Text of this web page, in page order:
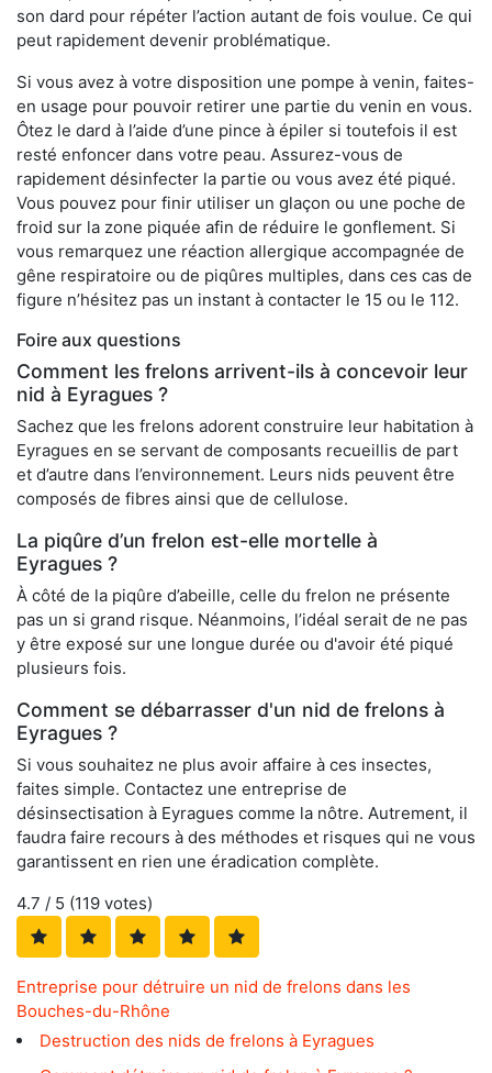
son dard pour répéter l’action autant de fois voulue. Ce qui
peut rapidement devenir problématique.
Si vous avez à votre disposition une pompe à venin, faites-
en usage pour pouvoir retirer une partie du venin en vous.
Ôtez le dard à l’aide d’une pince à épiler si toutefois il est
resté enfoncer dans votre peau. Assurez-vous de
rapidement désinfecter la partie ou vous avez été piqué.
Vous pouvez pour finir utiliser un glaçon ou une poche de
froid sur la zone piquée afin de réduire le gonflement. Si
vous remarquez une réaction allergique accompagnée de
gêne respiratoire ou de piqûres multiples, dans ces cas de
figure n’hésitez pas un instant à contacter le 15 ou le 112.
Foire aux questions
Comment les frelons arrivent-ils à concevoir leur
nid à Eyragues ?
Sachez que les frelons adorent construire leur habitation à
Eyragues en se servant de composants recueillis de part
et d’autre dans l’environnement. Leurs nids peuvent être
composés de fibres ainsi que de cellulose.
La piqûre d’un frelon est-elle mortelle à
Eyragues ?
À côté de la piqûre d’abeille, celle du frelon ne présente
pas un si grand risque. Néanmoins, l’idéal serait de ne pas
y être exposé sur une longue durée ou d'avoir été piqué
plusieurs fois.
Comment se débarrasser d'un nid de frelons à
Eyragues ?
Si vous souhaitez ne plus avoir affaire à ces insectes,
faites simple. Contactez une entreprise de
désinsectisation à Eyragues comme la nôtre. Autrement, il
faudra faire recours à des méthodes et risques qui ne vous
garantissent en rien une éradication complète.
4.7 / 5 (119 votes)
Entreprise pour détruire un nid de frelons dans les
Bouches-du-Rhône
Destruction des nids de frelons à Eyragues